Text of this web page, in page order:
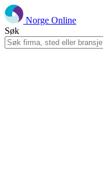
Norge Online
Søk